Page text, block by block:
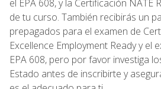
el EPA 608, y la Certificación NATE
de tu curso. También recibirás un
prepagados para el examen de
Excellence Employment Ready y el
EPA 608, pero por favor investiga
Estado antes de inscribirte y